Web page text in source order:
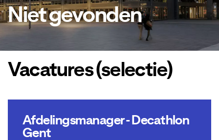
Niet gevonden
Vacatures (selectie)
Afdelingsmanager - Decathlon
Gent